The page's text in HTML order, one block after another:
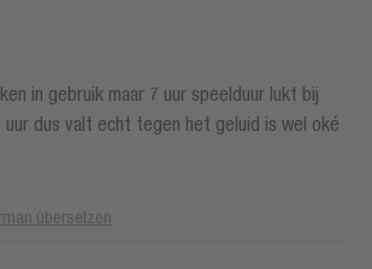
in gebruik maar 7 uur speelduur lukt bij
uur dus valt echt tegen het geluid is wel oké
übersetzen